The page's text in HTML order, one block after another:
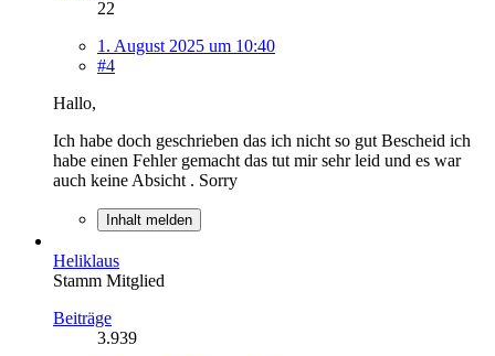
22
1. August 2025 um 10:40
#4
Hallo,
Ich habe doch geschrieben das ich nicht so gut Bescheid ich
habe einen Fehler gemacht das tut mir sehr leid und es war
auch keine Absicht . Sorry
Inhalt melden
Heliklaus
Stamm Mitglied
Beiträge
3.939